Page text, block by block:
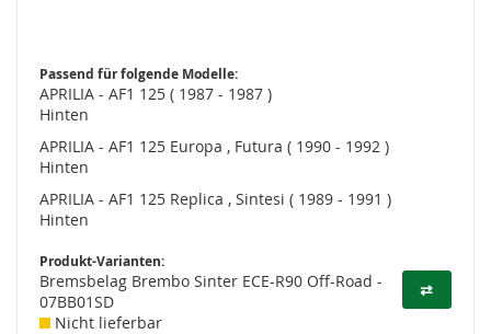
Passend für folgende Modelle:
APRILIA - AF1 125 ( 1987 - 1987 )
Hinten
APRILIA - AF1 125 Europa , Futura ( 1990 - 1992 )
Hinten
APRILIA - AF1 125 Replica , Sintesi ( 1989 - 1991 )
Hinten
Produkt-Varianten:
⇄
Bremsbelag Brembo Sinter ECE-R90 Off-Road -
07BB01SD
Nicht lieferbar